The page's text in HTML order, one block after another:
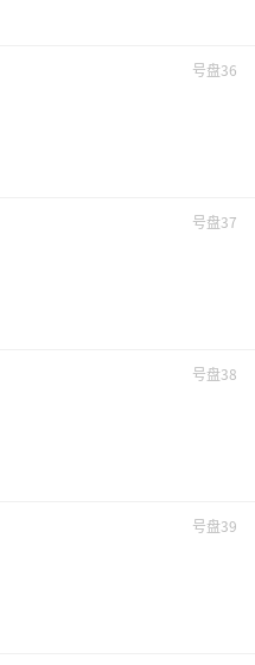
号盘36
号盘37
号盘38
号盘39